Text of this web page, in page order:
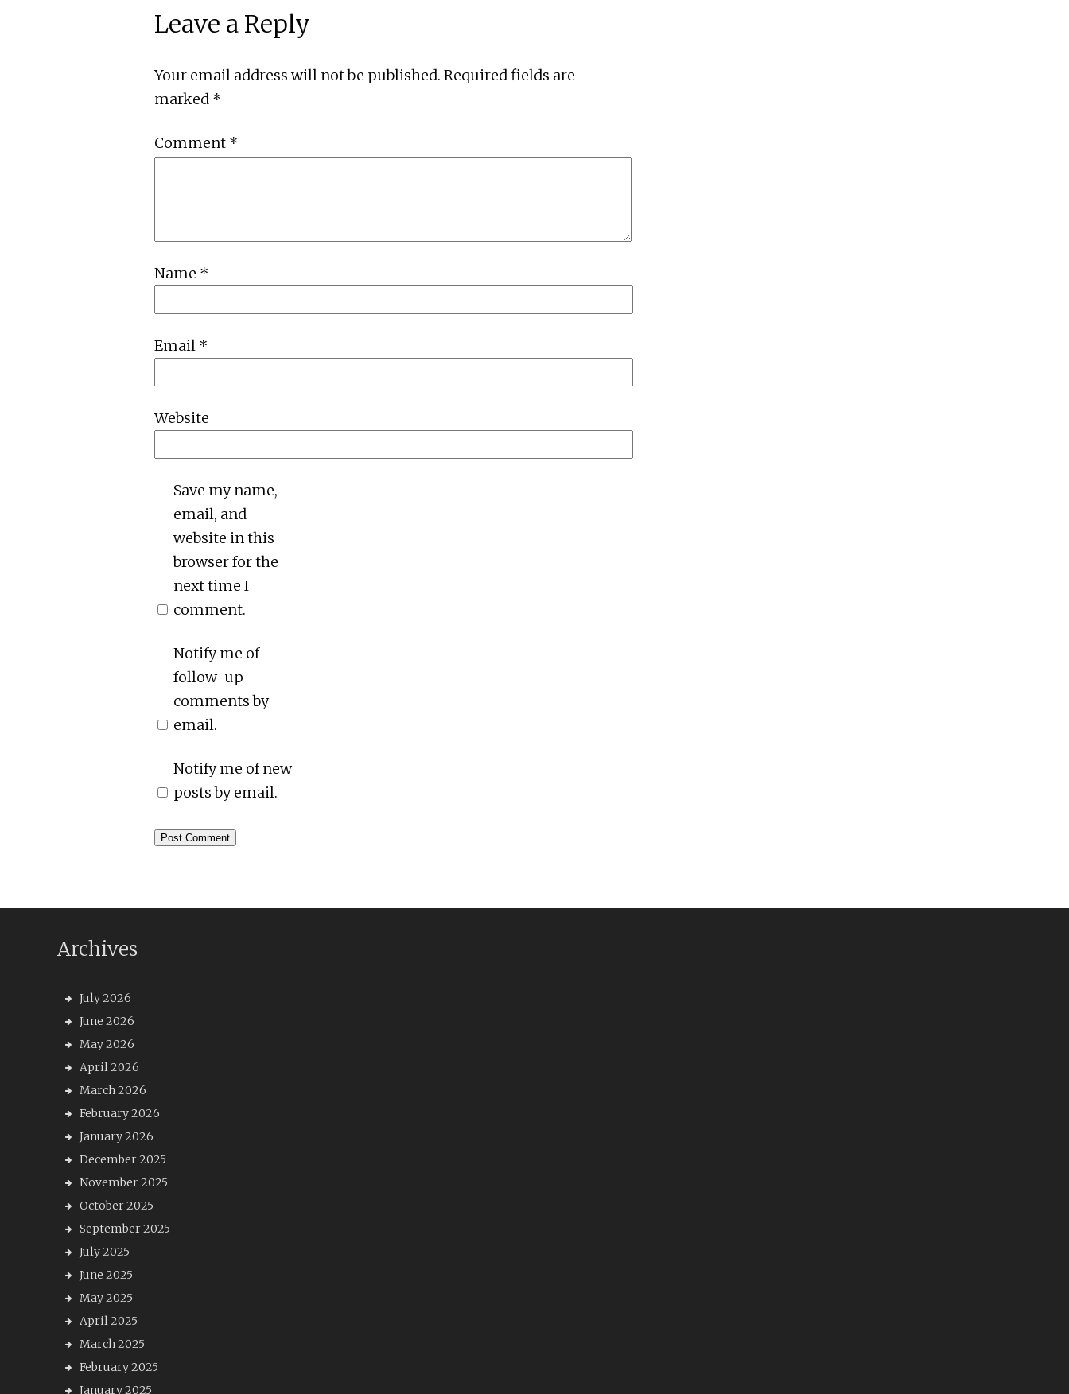
Leave a Reply
Your email address will not be published. Required fields are
marked *
Comment *
Name *
Email *
Website
Save my name,
email, and
website in this
browser for the
next time I
comment.
Notify me of
follow-up
comments by
email.
Notify me of new
posts by email.
Archives
July 2026
June 2026
May 2026
April 2026
March 2026
February 2026
January 2026
December 2025
November 2025
October 2025
September 2025
July 2025
June 2025
May 2025
April 2025
March 2025
February 2025
January 2025